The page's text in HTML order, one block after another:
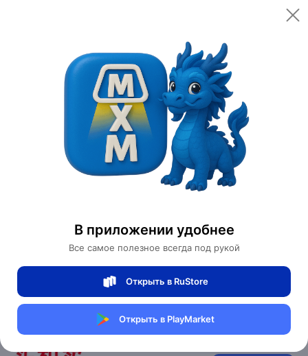
В приложении удобнее
Все самое полезное всегда под рукой
Открыть в RuStore
Открыть в PlayMarket
Открыть
Категории
Мебель для дома и офиса
Освещение для дома
Потолочные светильники
Потолочный светильник Planet 80 см
0 отзывов 0
Магазин Weller Store
Артикул: MHM00000K8042-1